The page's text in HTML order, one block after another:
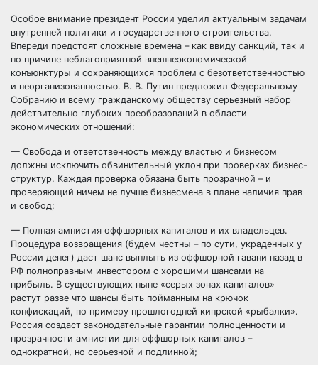
Особое внимание президент России уделил актуальным задачам
внутренней политики и государственного строительства.
Впереди предстоят сложные времена – как ввиду санкций, так и
по причине неблагоприятной внешнеэкономической
конъюнктуры и сохраняющихся проблем с безответственностью
и неорганизованностью. В. В. Путин предложил Федеральному
Собранию и всему гражданскому обществу серьезный набор
действительно глубоких преобразований в области
экономических отношений:
— Свобода и ответственность между властью и бизнесом
должны исключить обвинительный уклон при проверках бизнес-
структур. Каждая проверка обязана быть прозрачной – и
проверяющий ничем не лучше бизнесмена в плане наличия прав
и свобод;
— Полная амнистия оффшорных капиталов и их владельцев.
Процедура возвращения (будем честны – по сути, украденных у
России денег) даст шанс выплыть из оффшорной гавани назад в
РФ полноправным инвестором с хорошими шансами на
прибыль. В существующих ныне «серых зонах капиталов»
растут разве что шансы быть пойманным на крючок
конфискаций, по примеру прошлогодней кипрской «рыбалки».
Россия создаст законодательные гарантии полноценности и
прозрачности амнистии для оффшорных капиталов –
однократной, но серьезной и подлинной;